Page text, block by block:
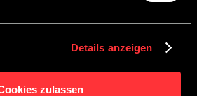
Details anzeigen
zulassen
mit Besteckeinsatz, Türen